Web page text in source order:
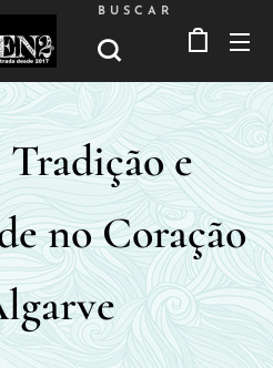
BUSCAR
e
no Coração